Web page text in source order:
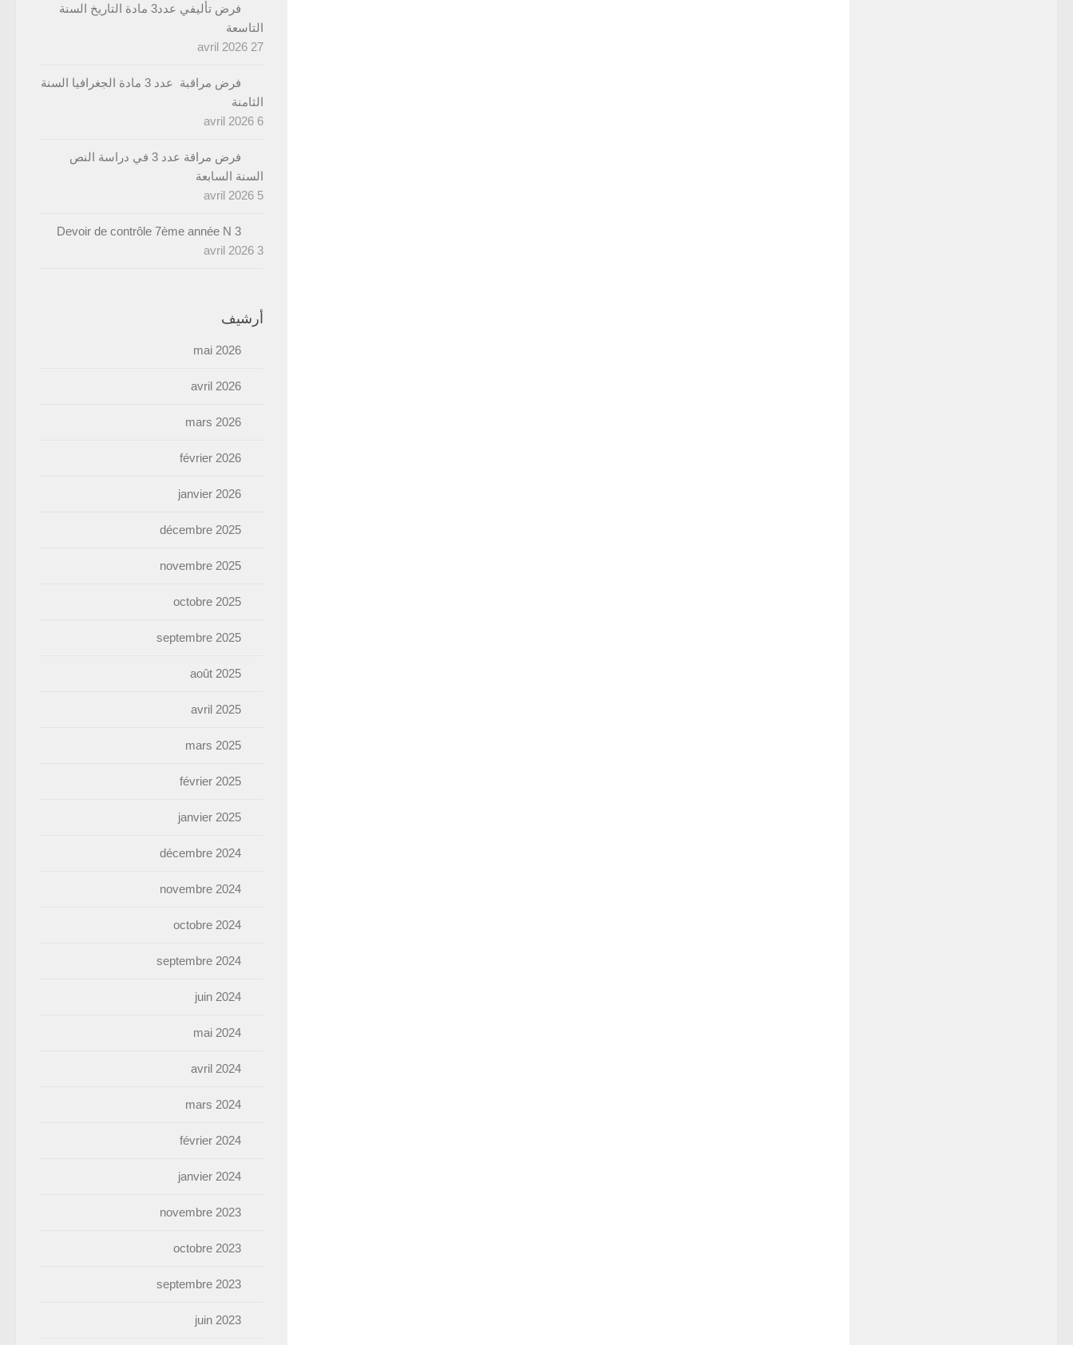
فرض تأليفي عدد3 مادة التاريخ السنة
التاسعة
27 avril 2026
فرض مراقبة عدد 3 مادة الجغرافيا السنة
الثامنة
6 avril 2026
فرض مراقة عدد 3 في دراسة النص
السنة السابعة
5 avril 2026
Devoir de contrôle 7ème année N 3
3 avril 2026
أرشيف
mai 2026
avril 2026
mars 2026
février 2026
janvier 2026
décembre 2025
novembre 2025
octobre 2025
septembre 2025
août 2025
avril 2025
mars 2025
février 2025
janvier 2025
décembre 2024
novembre 2024
octobre 2024
septembre 2024
juin 2024
mai 2024
avril 2024
mars 2024
février 2024
janvier 2024
novembre 2023
octobre 2023
septembre 2023
juin 2023